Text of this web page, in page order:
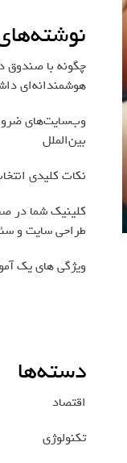
چگونه با صندوق
هوشمندانه‌ای
وب‌سایت‌های
بین‌الملل
نکات کلیدی
کلینیک شما در
طراحی سایت و
ویژگی های یک
دسته‌ها
اقتصاد
تکنولوژی